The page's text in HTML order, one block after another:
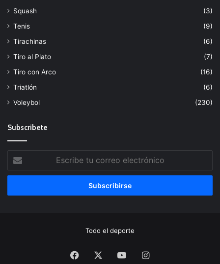
Squash
(3)
Tenis
(9)
Tirachinas
(6)
Tiro al Plato
(7)
Tiro con Arco
(16)
Triatlón
(6)
Voleybol
(230)
Subscribete
tu
correo
Todo el deporte
Facebook YouTubeInstagram